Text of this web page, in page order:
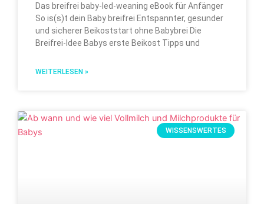
Das breifrei baby-led-weaning eBook für Anfänger
So is(s)t dein Baby breifrei Entspannter, gesunder
und sicherer Beikoststart ohne Babybrei Die
Breifrei-Idee Babys erste Beikost Tipps und
WEITERLESEN »
WISSENSWERTES